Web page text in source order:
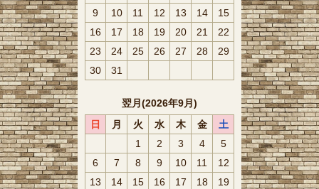
9
10 11 12 13 14
15
16
17 18 19 20 21
22
23
24 25 26 27 28
29
30
31
翌月(2026年9月)
日
月 火 水 木 金
土
1
2 3 4
5
6
7 8 9 10 11
12
13
14 15 16 17 18 19